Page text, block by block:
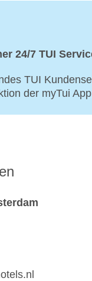
24/7 TUI
TUI
der myTui